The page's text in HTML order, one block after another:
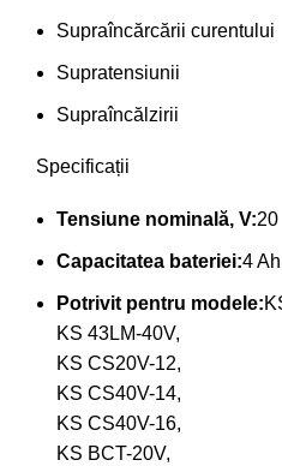
Supraîncărcării curentului
Supratensiunii
Supraîncălzirii
Specificații
Tensiune nominală, V:20
Capacitatea bateriei:4 Ah
Potrivit pentru modele:
KS 43LM-40V,
KS CS20V-12,
KS CS40V-14,
KS CS40V-16,
KS BCT-20V,